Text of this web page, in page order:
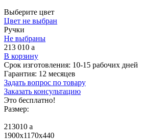
Выберите цвет
Цвет не выбран
Ручки
Не выбраны
213 010 a
В корзину
Срок изготовления: 10-15 рабочих дней
Гарантия: 12 месяцев
Задать вопрос по товару
Заказать консультацию
Это бесплатно!
Размер:
213010 a
1900x1170x440